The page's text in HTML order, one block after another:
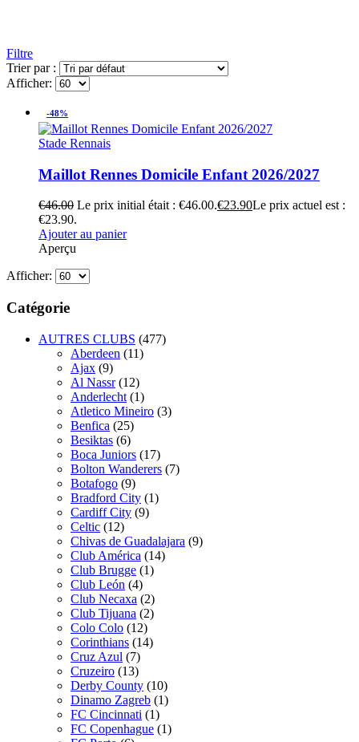
Filtre
Trier par :
Afficher:
-48%
Stade Rennais
Maillot Rennes Domicile Enfant 2026/2027
€46.00 Le prix initial était : €46.00.€23.90Le prix actuel est :
€23.90.
Ajouter au panier
Aperçu
Afficher:
Catégorie
AUTRES CLUBS (477)
Aberdeen (11)
Ajax (9)
Al Nassr (12)
Anderlecht (1)
Atletico Mineiro (3)
Benfica (25)
Besiktas (6)
Boca Juniors (17)
Bolton Wanderers (7)
Botafogo (9)
Bradford City (1)
Cardiff City (9)
Celtic (12)
Chivas de Guadalajara (9)
Club América (14)
Club Brugge (1)
Club León (4)
Club Necaxa (2)
Club Tijuana (2)
Colo Colo (12)
Corinthians (14)
Cruz Azul (7)
Cruzeiro (13)
Derby County (10)
Dinamo Zagreb (1)
FC Cincinnati (1)
FC Copenhague (1)